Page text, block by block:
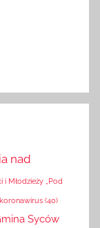
nad
i Młodzieży „Pod
(40)
Syców